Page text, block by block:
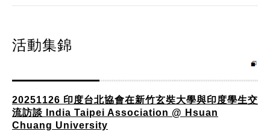
活動集錦
20251126 印度台北協會在新竹玄奘大學與印度學生交
流訪談 India Taipei Association @ Hsuan
Chuang University